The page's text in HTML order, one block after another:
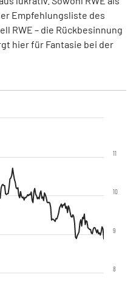
Empfehlungsliste des
RWE – die Rückbesinnung
hier für Fantasie bei der
8
9
10
11